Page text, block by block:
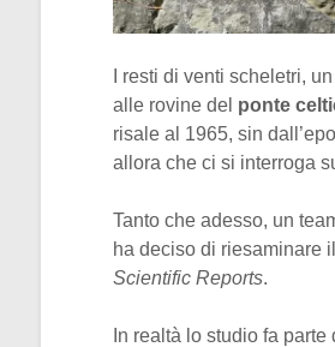
I resti di venti scheletri,
alle rovine del ponte
risale al 1965, sin
allora che ci si interroga
Tanto che adesso, un
ha deciso di riesaminare
Scientific Reports.
In realtà lo studio fa